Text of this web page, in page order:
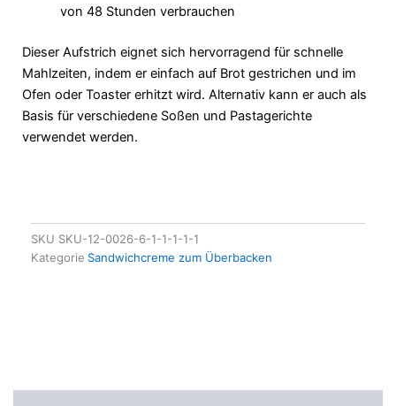
von 48 Stunden verbrauchen
Dieser Aufstrich eignet sich hervorragend für schnelle
Mahlzeiten, indem er einfach auf Brot gestrichen und im
Ofen oder Toaster erhitzt wird. Alternativ kann er auch als
Basis für verschiedene Soßen und Pastagerichte
verwendet werden.
SKU SKU-12-0026-6-1-1-1-1-1
Kategorie Sandwichcreme zum Überbacken